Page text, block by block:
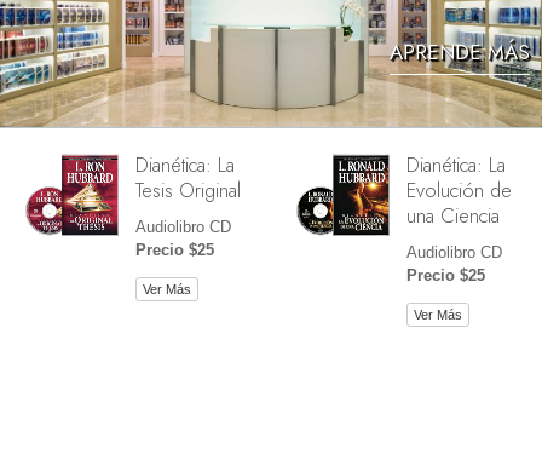
APRENDE MÁS
Dianética: La
Tesis Original
Audiolibro CD
Precio $25
Ver Más
Dianética: La
Evolución de
una Ciencia
Audiolibro CD
Precio $25
Ver Más